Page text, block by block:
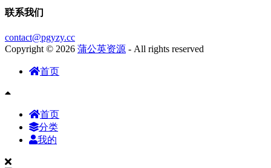
联系我们
contact@pgyzy.cc
Copyright © 2026 蒲公英资源 - All rights reserved
首页
首页
分类
我的